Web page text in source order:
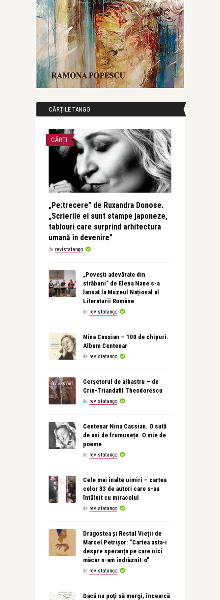
CĂRȚILE TANGO
CĂRȚI
„Pe:trecere” de Ruxandra Donose.
„Scrierile ei sunt stampe japoneze,
tablouri care surprind arhitectura
umană în devenire”
de revistatango
„Povești adevărate din
străbuni” de Elena Nane s-a
lansat la Muzeul Național al
Literaturii Române
de revistatango
Nina Cassian – 100 de chipuri.
Album Centenar
de revistatango
Cerșetorul de albastru – de
Crin-Triandafil Theodorescu
de revistatango
Centenar Nina Cassian. O sută
de ani de frumusețe. O mie de
poeme
de revistatango
Cele mai înalte uimiri – cartea
celor 33 de autori care s-au
întâlnit cu miracolul
de revistatango
Dragostea și Restul Vieții de
Marcel Petrișor: “Cartea asta-i
despre speranța pe care nici
măcar n-am îndrăznit-o”
de revistatango
Dacă nu poţi să mergi, încearcă